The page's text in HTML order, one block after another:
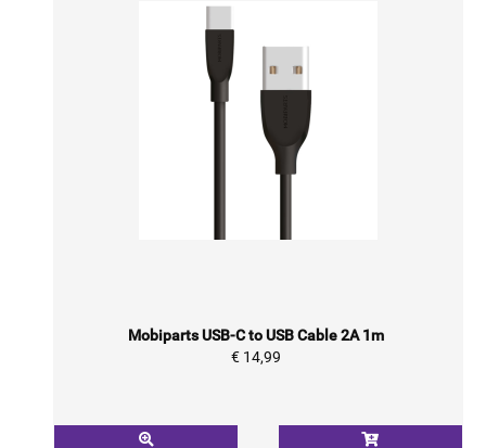
Mobiparts USB-C to USB Cable 2A 1m
€ 14,99